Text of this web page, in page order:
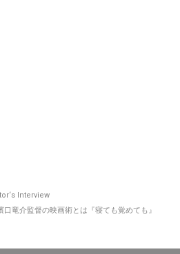
Interview
竜介監督の映画術とは『寝ても覚めても』